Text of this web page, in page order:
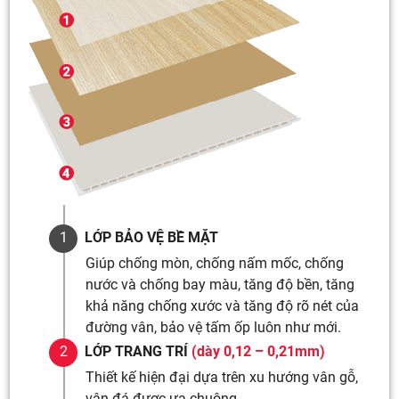
LỚP BẢO VỆ BỀ MẶT
Giúp chống mòn, chống nấm mốc, chống
nước và chống bay màu, tăng độ bền, tăng
khả năng chống xước và tăng độ rõ nét của
đường vân, bảo vệ tấm ốp luôn như mới.
LỚP TRANG TRÍ (dày 0,12 – 0,21mm)
Thiết kế hiện đại dựa trên xu hướng vân gỗ,